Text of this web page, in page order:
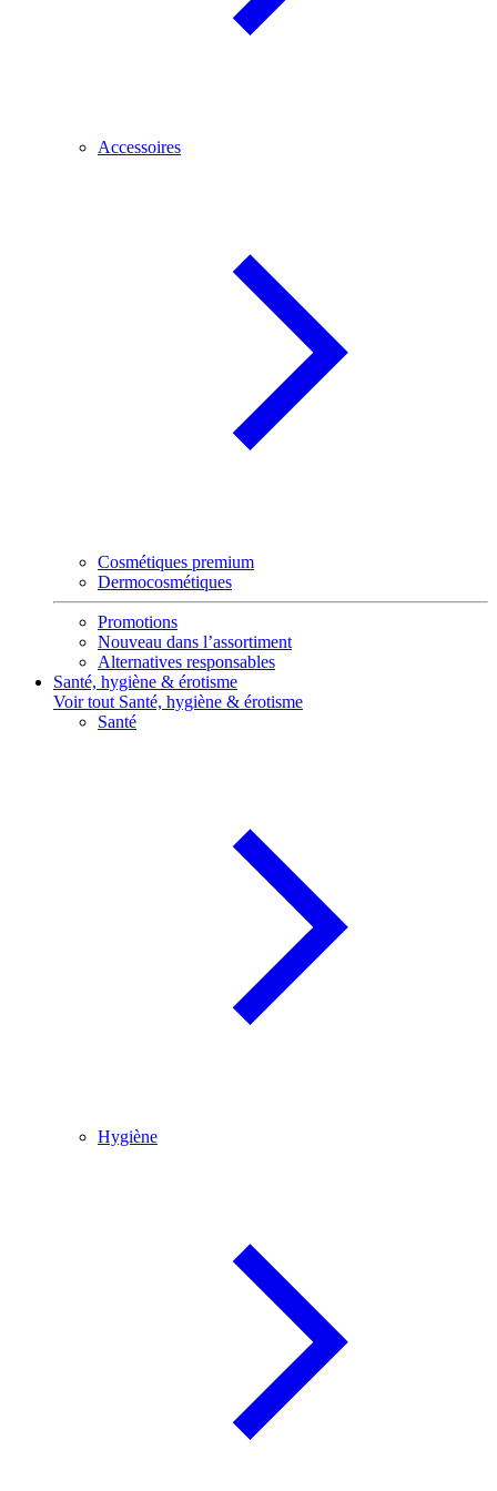
Accessoires
Cosmétiques premium
Dermocosmétiques
Promotions
Nouveau dans l’assortiment
Alternatives responsables
Santé, hygiène & érotisme
Voir tout Santé, hygiène & érotisme
Santé
Hygiène